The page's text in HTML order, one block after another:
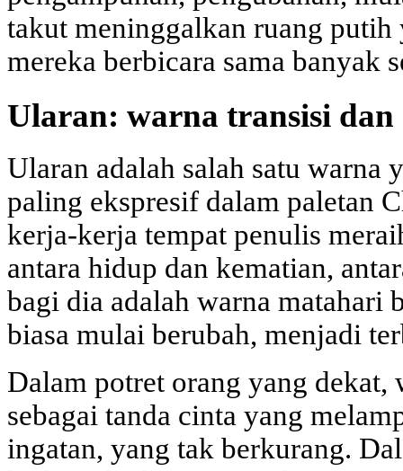
takut meninggalkan ruang putih
mereka berbicara sama banyak
Ularan: warna transisi dan
Ularan adalah salah satu warna
paling ekspresif dalam paletan
kerja-kerja tempat penulis
antara hidup dan kematian,
bagi dia adalah warna matahari
biasa mulai berubah, menjadi
Dalam potret orang yang dekat,
sebagai tanda cinta yang
ingatan, yang tak berkurang.